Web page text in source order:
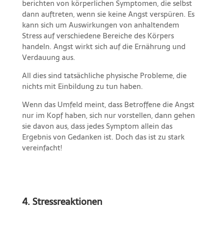
berichten von körperlichen Symptomen, die selbst
dann auftreten, wenn sie keine Angst verspüren. Es
kann sich um Auswirkungen von anhaltendem
Stress auf verschiedene Bereiche des Körpers
handeln. Angst wirkt sich auf die Ernährung und
Verdauung aus.
All dies sind tatsächliche physische Probleme, die
nichts mit Einbildung zu tun haben.
Wenn das Umfeld meint, dass Betroffene die Angst
nur im Kopf haben, sich nur vorstellen, dann gehen
sie davon aus, dass jedes Symptom allein das
Ergebnis von Gedanken ist. Doch das ist zu stark
vereinfacht!
4. Stressreaktionen